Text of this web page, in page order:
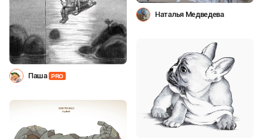
Наталья Медведева
Паша PRO